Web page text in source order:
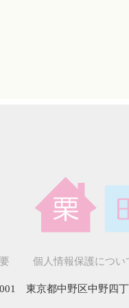
個人情報保護につい
東京都中野区中野四